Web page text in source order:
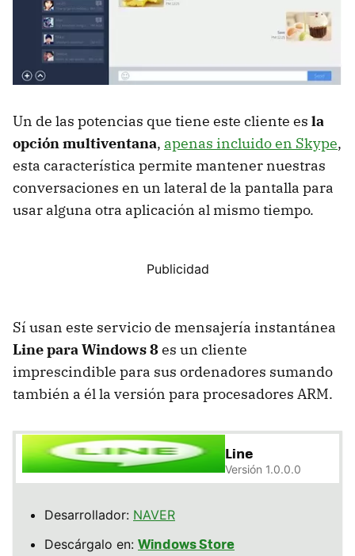
Un de las potencias que tiene este cliente es la
opción multiventana, apenas incluido en Skype,
esta característica permite mantener nuestras
conversaciones en un lateral de la pantalla para
usar alguna otra aplicación al mismo tiempo.
Sí usan este servicio de mensajería instantánea
Line para Windows 8es un cliente
imprescindible para sus ordenadores sumando
también a él la versión para procesadores ARM.
Line
Versión 1.0.0.0
Desarrollador: NAVER
Descárgalo en: Windows Store